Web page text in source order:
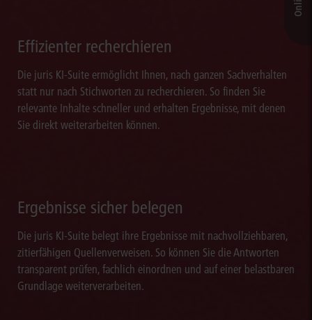
Effizienter recherchieren
Die juris KI-Suite ermöglicht Ihnen, nach ganzen Sachverhalten
statt nur nach Stichworten zu recherchieren. So finden Sie
relevante Inhalte schneller und erhalten Ergebnisse, mit denen
Sie direkt weiterarbeiten können.
Ergebnisse sicher belegen
Die juris KI-Suite belegt ihre Ergebnisse mit nachvollziehbaren,
zitierfähigen Quellenverweisen. So können Sie die Antworten
transparent prüfen, fachlich einordnen und auf einer belastbaren
Grundlage weiterverarbeiten.